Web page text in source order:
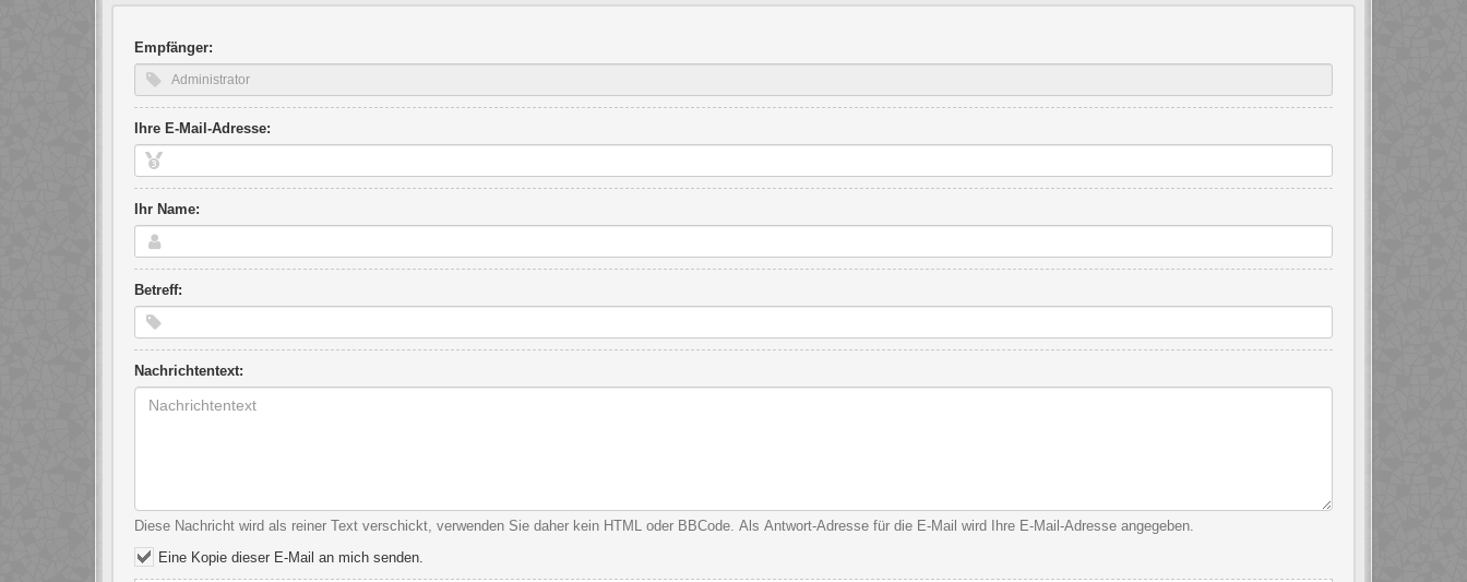
Empfänger:
Ihre E-Mail-Adresse:
Ihr Name:
Betreff:
Nachrichtentext:
Diese Nachricht wird als reiner Text verschickt, verwenden Sie daher kein HTML oder BBCode. Als Antwort-Adresse für die E-Mail wird Ihre E-Mail-Adresse angegeben.
Eine Kopie dieser E-Mail an mich senden.